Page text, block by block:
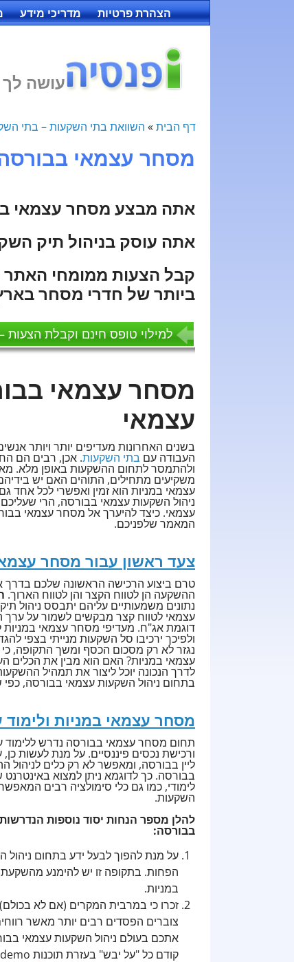
מדריכי מידע הצהרת פרטיות
עושה
דף הבית» השוואת בתי השקעות – בתי
מסחר עצמאי
אתה מבצע מסחר עצמאי
אתה עוסק בניהול תיק
קבל הצעות ממומחי
ביותר של חדרי מסחר
למילוי טופס חינם וקבלת הצעות
מסחר עצמאי
עצמאי
בשנים האחרונות מעדיפים יותר ויותר
העבודה עם בתי השקעות. אכן, רבים הם
ולהתמסר לתחום ההשקעות באופן מלא.
משקיעים מתחילים, התוהים האם יש
עצמאי במניות הוא זמין ואפשרי לכל אחד
ניהול השקעות עצמאי בבורסה, הרי שעליכם
עצמאי. כיצד להיערך אל מסחר עצמאי
המאמר שלפניכם.
צעד ראשון עבור מסחר
טרם ביצוע הרכישה הראשונה שלכם בדרך
ההשקעה הן לטווח הקצר והן לטווח הארוך.
נתונים משמעותיים עליהם יתבסס ניהול
עצמאי לטווח קצר מבקשים לשמור על ערך
דוגמת אג"ח. מעדיפי מסחר עצמאי במניות
ולפיכך ירכיבו סל השקעות מנייתי בצפי
נגזר לא רק מסכום הכסף ומשך התקופה,
עצמאי במניות? האם הוא מבין את הכלים
לדרך הנכונה יוכל ליצור את תמהיל
בתחום ניהול השקעות עצמאי בבורסה, כפי
מסחר עצמאי במניות
תחום מסחר עצמאי בבורסה נדרש ללימוד
ורכישת נכסים פיננסיים. על מנת לעשות
ליין בבורסה, ומאפשר לא רק כלים
בבורסה. כך לדוגמא ניתן למצוא
לימודי, כמו גם כלי סימולציה רבים
השקעות.
להלן מספר הנחות יסוד נוספות
בבורסה:
הפחות. בתקופה זו יש להימנע
במניות.
זכרו כי במרבית המקרים (אם לא
צוברים הפסדים רבים יותר מאשר
אתכם בעולם ניהול השקעות עצמאי